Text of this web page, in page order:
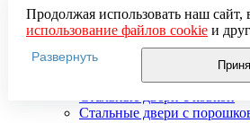
Стальные двери в подъезд
Стальные двери
Стальные двери массив
Стальные двери мдф
Стальные двери с зеркалом
Стальные двери с
Продолжая использовать наш сайт,
использование файлов cookieи других
пользовательских данных (включая
местоположении, устройстве, действиях на
для функционирования сайта,
использования систем аналитики
Развернуть